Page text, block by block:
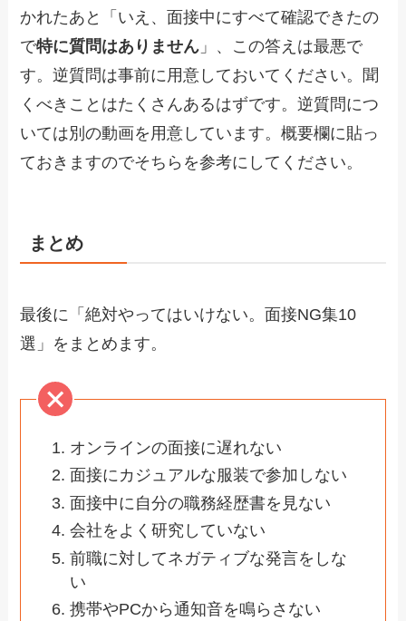
かれたあと「いえ、面接中にすべて確認できたの
で特に質問はありません 」、この答えは最悪で
す。逆質問は事前に用意しておいてください。聞
くべきことはたくさんあるはずです。逆質問につ
いては別の動画を用意しています。概要欄に貼っ
ておきますのでそちらを参考にしてください。
まとめ
最後に「絶対やってはいけない。面接NG集10
選」をまとめます。
オンラインの面接に遅れない
面接にカジュアルな服装で参加しない
面接中に自分の職務経歴書を見ない
会社をよく研究していない
前職に対してネガティブな発言をしな
い
携帯やPCから通知音を鳴らさない